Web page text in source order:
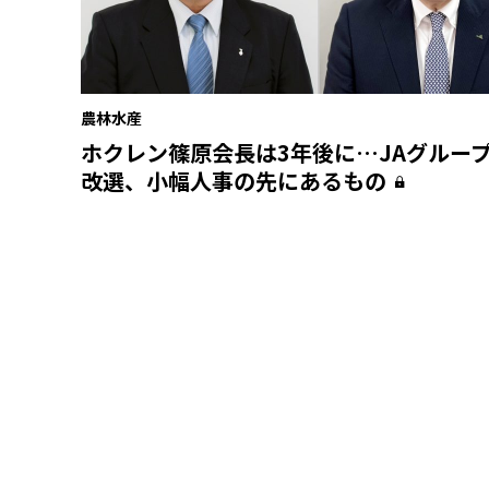
農林水産
ホクレン篠原会長は3年後に…JAグルー
改選、小幅人事の先にあるもの